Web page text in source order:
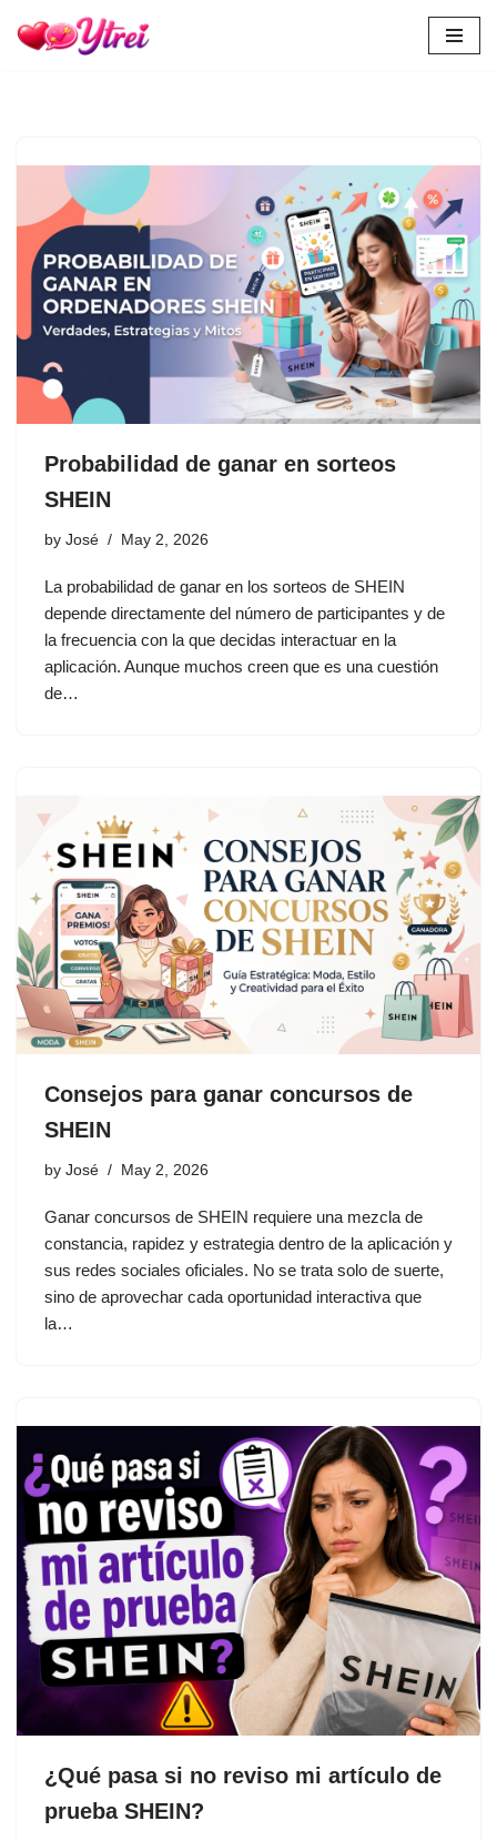
Probabilidad de ganar en sorteos
SHEIN
by José May 2, 2026
La probabilidad de ganar en los sorteos de SHEIN
depende directamente del número de participantes y de
la frecuencia con la que decidas interactuar en la
aplicación. Aunque muchos creen que es una cuestión
de…
Consejos para ganar concursos de
SHEIN
by José May 2, 2026
Ganar concursos de SHEIN requiere una mezcla de
constancia, rapidez y estrategia dentro de la aplicación y
sus redes sociales oficiales. No se trata solo de suerte,
sino de aprovechar cada oportunidad interactiva que
la…
¿Qué pasa si no reviso mi artículo de
prueba SHEIN?